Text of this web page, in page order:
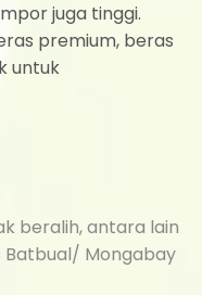
juga tinggi.
premium, beras
untuk
beralih, antara lain
Batbual/ Mongabay